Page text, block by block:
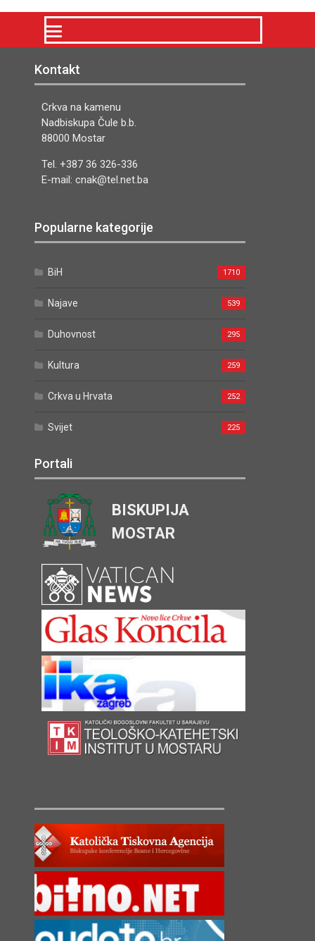
Kontakt
Crkva na kamenu
Nadbiskupa Čule b.b.
88000 Mostar
Tel. +387 36 326-336
E-mail: cnak@tel.net.ba
Popularne kategorije
BiH 1710
Najave 539
Duhovnost 295
Kultura 259
Crkva u Hrvata 252
Svijet 225
Portali
BISKUPIJA
MOSTAR